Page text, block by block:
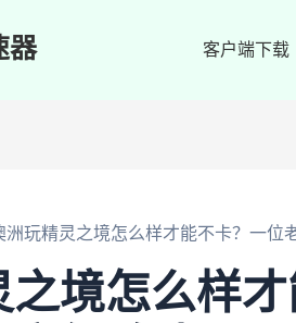
器 客户端下载
洲玩精灵之境怎么样才能不卡？一位
境怎么样